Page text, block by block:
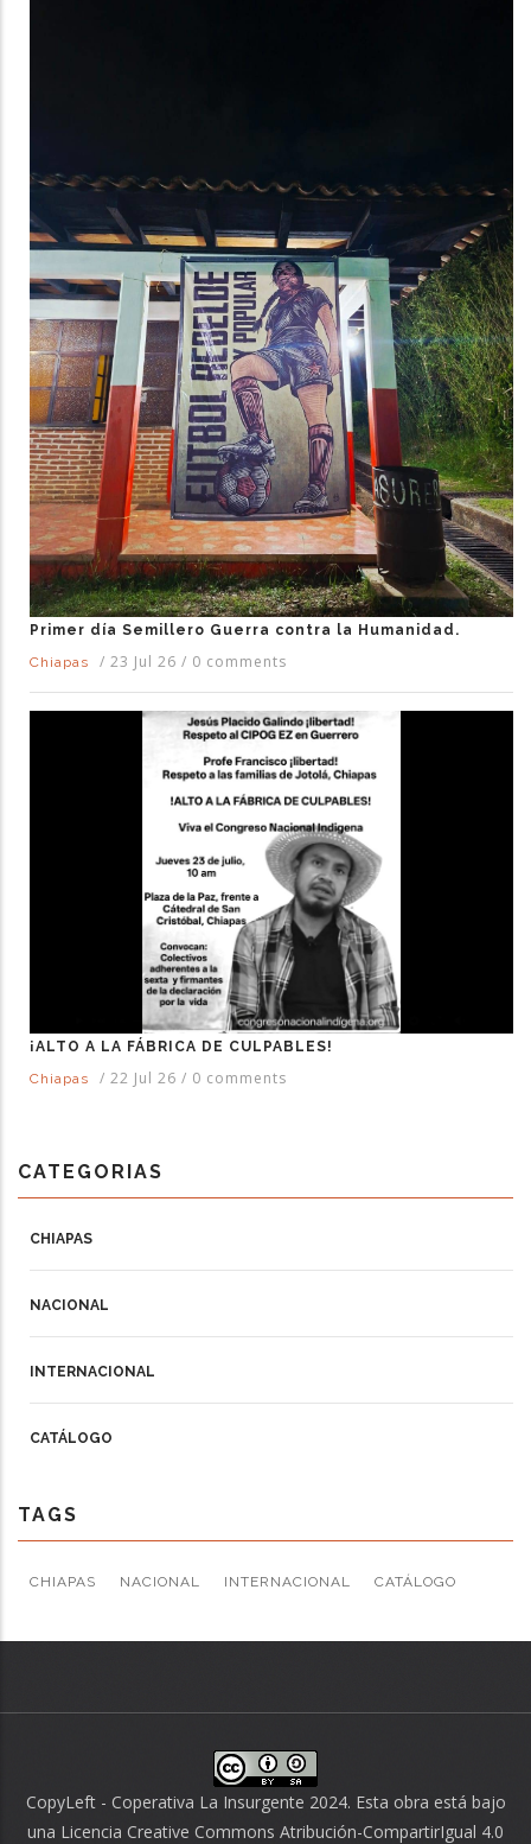
Primer día Semillero Guerra contra la Humanidad.
Chiapas
/ 23 Jul 26 / 0 comments
¡ALTO A LA FÁBRICA DE CULPABLES!
Chiapas
/ 22 Jul 26 / 0 comments
CATEGORIAS
CHIAPAS
NACIONAL
INTERNACIONAL
CATÁLOGO
TAGS
CHIAPAS NACIONAL INTERNACIONAL CATÁLOGO
CopyLeft - Coperativa La Insurgente 2024. Esta obra está bajo
una Licencia Creative Commons Atribución-CompartirIgual 4.0